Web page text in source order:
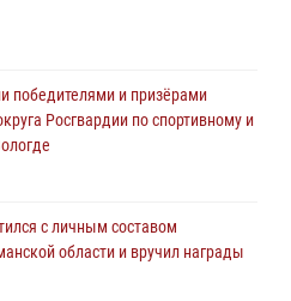
победителями и призёрами
Росгвардии по спортивному и
с личным составом
области и вручил награды